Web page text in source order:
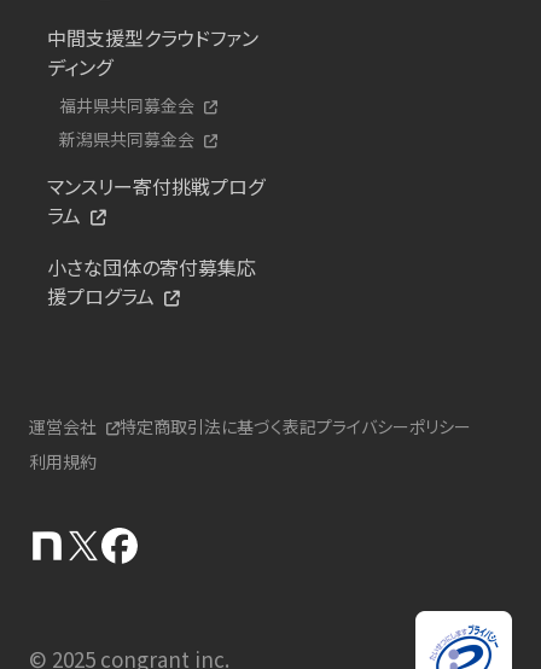
中間支援型クラウドファン
ディング
福井県共同募金会
新潟県共同募金会
マンスリー寄付挑戦プログ
ラム
小さな団体の寄付募集応
援プログラム
運営会社 特定商取引法に基づく表記プライバシーポリシー
利用規約
© 2025 congrant inc.